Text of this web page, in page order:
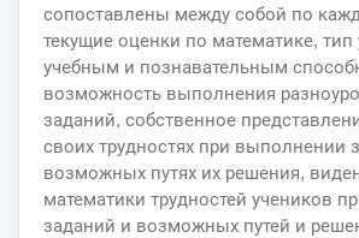
сопоставлены между собой по
текущие оценки по математике, тип
учебным и познавательным
возможность выполнения
заданий, собственное
своих трудностях при выполнении
возможных путях их решения,
математики трудностей учеников
заданий и возможных путей и